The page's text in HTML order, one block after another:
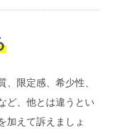
、限定感、希少性、
ど、他とは違うとい
加えて訴えましょ